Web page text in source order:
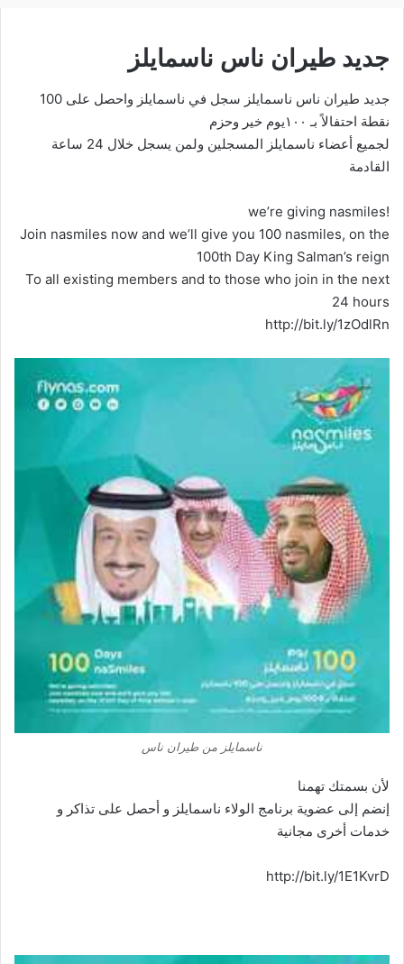
جديد طيران ناس ناسمايلز
جديد طيران ناس ناسمايلز سجل في ناسمايلز واحصل على 100
نقطة احتفالاً بـ ١٠٠يوم خير وحزم
لجميع أعضاء ناسمايلز المسجلين ولمن يسجل خلال 24 ساعة
القادمة
!we’re giving nasmiles
Join nasmiles now and we’ll give you 100 nasmiles, on the
100th Day King Salman’s reign
To all existing members and to those who join in the next
24 hours
http://bit.ly/1zOdlRn
ناسمايلز من طيران ناس
لأن بسمتك تهمنا
إنضم إلى عضوية برنامج الولاء ناسمايلز و أحصل على تذاكر و
خدمات أخرى مجانية
http://bit.ly/1E1KvrD